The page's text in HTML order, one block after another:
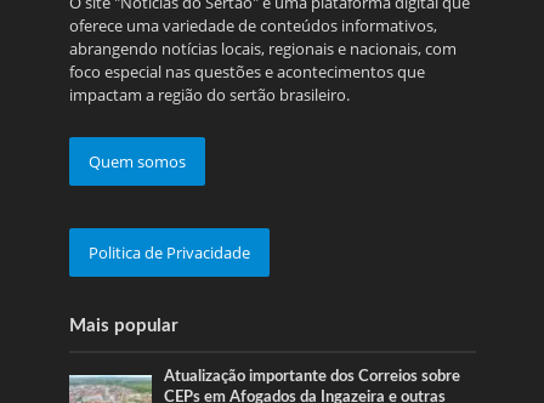
oferece uma variedade de conteúdos informativos,
abrangendo notícias locais, regionais e nacionais, com
foco especial nas questões e acontecimentos que
impactam a região do sertão brasileiro.
Quem somos
Politica de Privacidade
Mais popular
Atualização importante dos Correios sobre
CEPs em Afogados da Ingazeira e outras